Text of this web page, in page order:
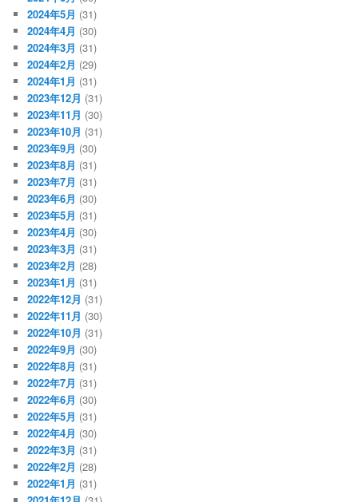
2024年5月 (31)
2024年4月 (30)
2024年3月 (31)
2024年2月 (29)
2024年1月 (31)
2023年12月 (31)
2023年11月 (30)
2023年10月 (31)
2023年9月 (30)
2023年8月 (31)
2023年7月 (31)
2023年6月 (30)
2023年5月 (31)
2023年4月 (30)
2023年3月 (31)
2023年2月 (28)
2023年1月 (31)
2022年12月 (31)
2022年11月 (30)
2022年10月 (31)
2022年9月 (30)
2022年8月 (31)
2022年7月 (31)
2022年6月 (30)
2022年5月 (31)
2022年4月 (30)
2022年3月 (31)
2022年2月 (28)
2022年1月 (31)